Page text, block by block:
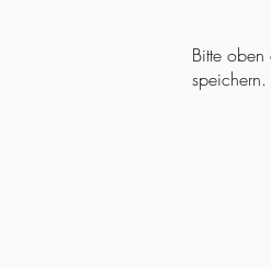
Bitte oben
speichern.